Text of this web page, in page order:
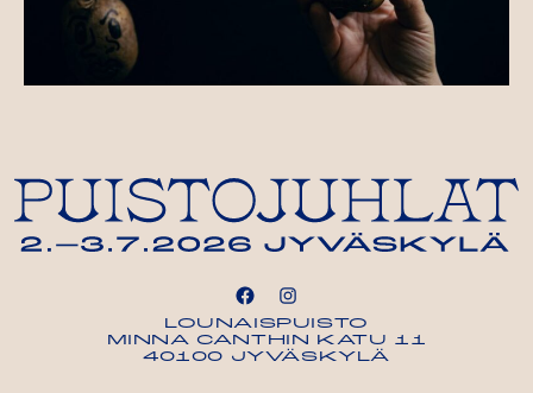
LOUNAISPUISTO
MINNA CANTHIN KATU 11
40100 JYVÄSKYLÄ